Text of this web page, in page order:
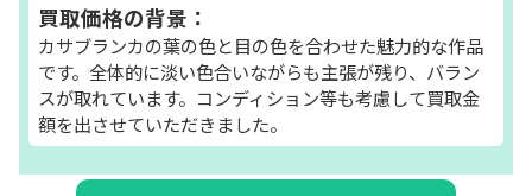
買取価格の背景：
カサブランカの葉の色と目の色を合わせた魅力的な作品
です。全体的に淡い色合いながらも主張が残り、バラン
スが取れています。コンディション等も考慮して買取金
額を出させていただきました。